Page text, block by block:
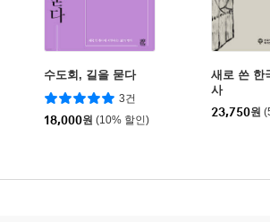
수도회, 길을 묻다
3건
18,000원 (10% 할인)
새로 쓴 한
사
23,750원